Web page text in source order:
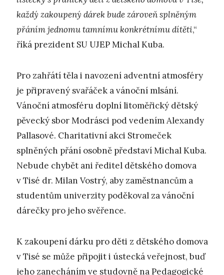
každý zakoupený dárek bude zároveň splněným
přáním jednomu tamnímu konkrétnímu dítěti,“
říká prezident SU UJEP Michal Kuba.
Pro zahřátí těla i navození adventní atmosféry
je připravený svařáček a vánoční mlsání.
Vánoční atmosféru doplní litoměřický dětský
pěvecký sbor Modrásci pod vedením Alexandy
Pallasové. Charitativní akci Stromeček
splněných přání osobně představí Michal Kuba.
Nebude chybět ani ředitel dětského domova
v Tisé dr. Milan Vostrý, aby zaměstnancům a
studentům univerzity poděkoval za vánoční
dárečky pro jeho svěřence.
K zakoupení dárku pro děti z dětského domova
v Tisé se může připojit i ústecká veřejnost, buď
jeho zanecháním ve studovně na Pedagogické